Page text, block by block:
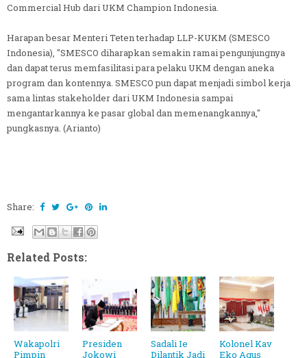
Commercial Hub dari UKM Champion Indonesia.
Harapan besar Menteri Teten terhadap LLP-KUKM (SMESCO
Indonesia), "SMESCO diharapkan semakin ramai pengunjungnya
dan dapat terus memfasilitasi para pelaku UKM dengan aneka
program dan kontennya. SMESCO pun dapat menjadi simbol kerja
sama lintas stakeholder dari UKM Indonesia sampai
mengantarkannya ke pasar global dan memenangkannya,"
pungkasnya. (Arianto)
Share:
Related Posts:
Wakapolri
Pimpin
Presiden
Jokowi
Sadali Ie
Dilantik Jadi
Kolonel Kav
Eko Agus